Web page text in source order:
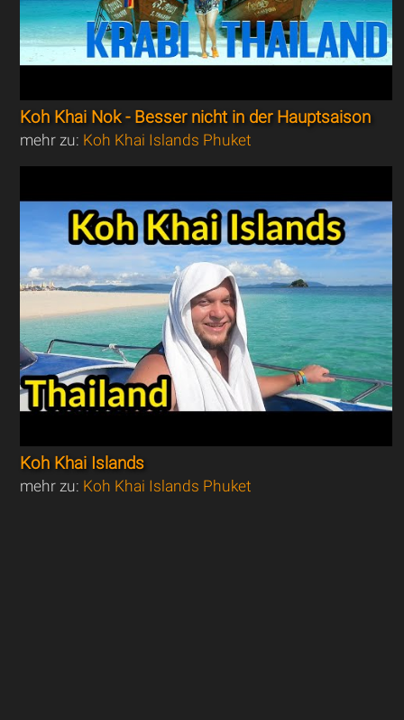
Koh Khai Nok - Besser nicht in der Hauptsaison
mehr zu: Koh Khai Islands Phuket
Koh Khai Islands
mehr zu: Koh Khai Islands Phuket